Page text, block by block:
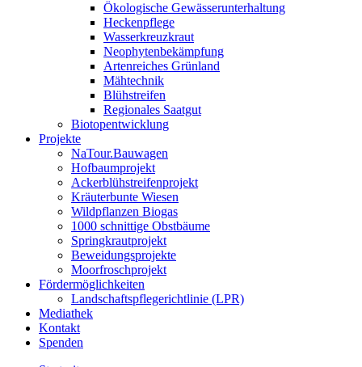
Ökologische Gewässerunterhaltung
Heckenpflege
Wasserkreuzkraut
Neophytenbekämpfung
Artenreiches Grünland
Mähtechnik
Blühstreifen
Regionales Saatgut
Biotopentwicklung
Projekte
NaTour.Bauwagen
Hofbaumprojekt
Ackerblühstreifenprojekt
Kräuterbunte Wiesen
Wildpflanzen Biogas
1000 schnittige Obstbäume
Springkrautprojekt
Beweidungsprojekte
Moorfroschprojekt
Fördermöglichkeiten
Landschaftspflegerichtlinie (LPR)
Mediathek
Kontakt
Spenden